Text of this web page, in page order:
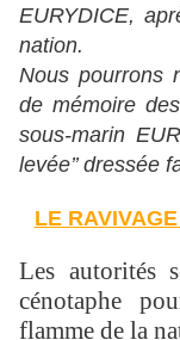
EURYDICE,
nation.
Nous pourrons
de mémoire
sous-marin
levée’’ dressée
LE
Les autorités
cénotaphe
flamme de la